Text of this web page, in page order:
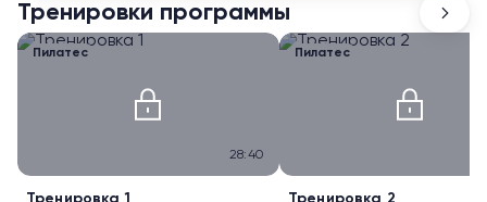
Тренировки программы
Пилатес
28:40
Тренировка 1
Пилатес
Тренировка 2